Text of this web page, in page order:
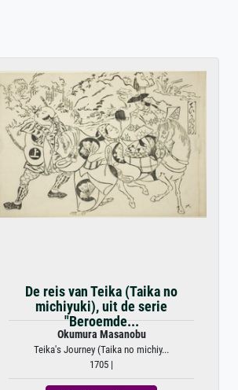
De reis van Teika (Taika no
michiyuki), uit de serie
"Beroemde...
Okumura Masanobu
Teika's Journey (Taika no michiy...
1705 |